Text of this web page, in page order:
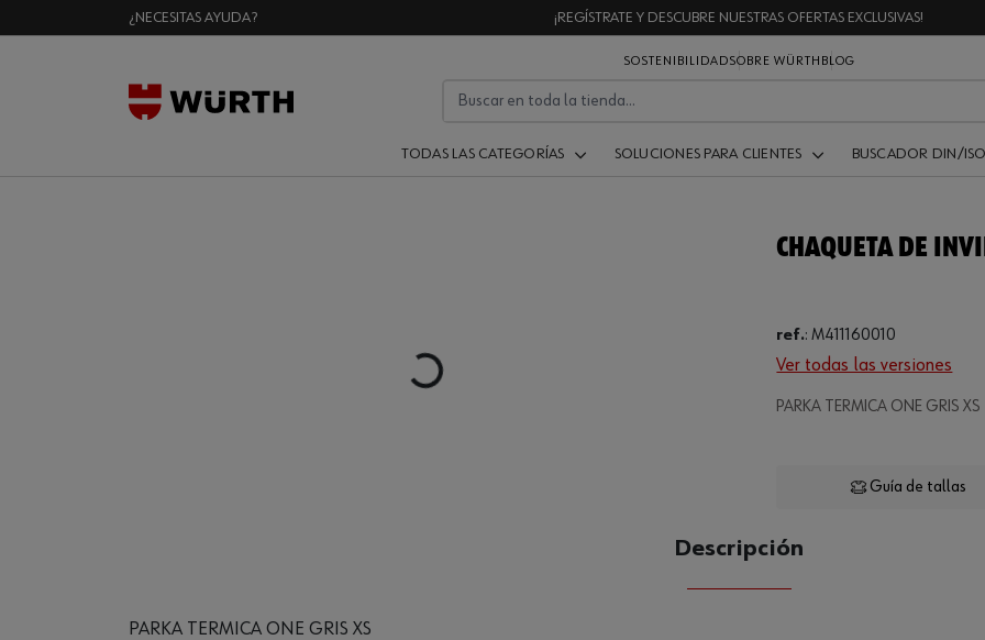
¿NECESITAS AYUDA? ¡REGÍSTRATE Y DESCUBRE NUESTRAS OFERTAS EXCLUSIVAS!
SOSTENIBILIDADSOBRE WÜRTH BLOG
TODAS LAS CATEGORÍAS SOLUCIONES PARA CLIENTES BUSCADOR DIN/ISO
Loading...
CHAQUETA DE
ref.:M411160010
Ver todas las versiones
PARKA TERMICA ONE GRIS XS
Loading...
CANTIDAD
Guía de tallas
Descripción
PARKA TERMICA ONE GRIS XS